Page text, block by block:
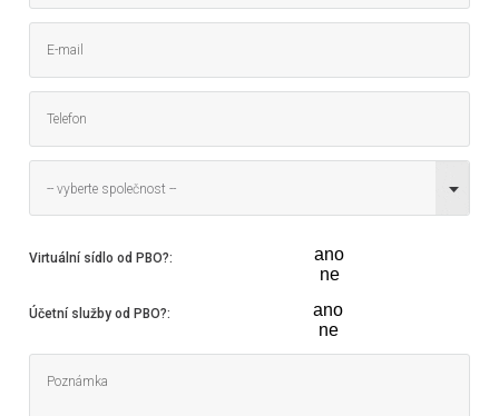
-- vyberte společnost --
Virtuální sídlo od PBO?:
ano
ne
Účetní služby od PBO?:
ano
ne